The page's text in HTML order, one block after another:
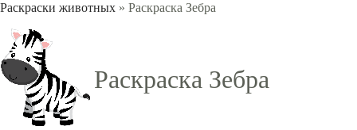
Раскраски животных » Раскраска Зебра
Раскраска Зебра